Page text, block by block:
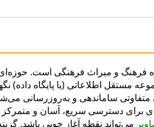
فرهنگ و میراث فرهنگی است. حوزه‌ای
مستقل اطلاعاتی (یا پایگاه داده)
ساماندهی و به‌روزرسانی
برای دسترسی سریع، آسان و
می‌تواند نقطه آغاز خوبی باشد.